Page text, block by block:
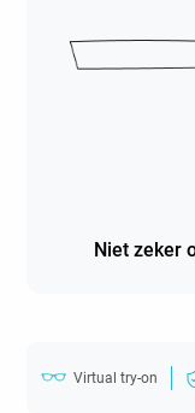
Niet zeker
Virtual try-on